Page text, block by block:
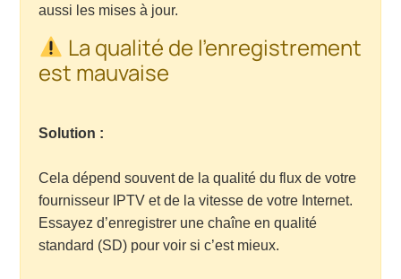
aussi les mises à jour.
La qualité de l’enregistrement
est mauvaise
Solution :
Cela dépend souvent de la qualité du flux de votre
fournisseur IPTV et de la vitesse de votre Internet.
Essayez d’enregistrer une chaîne en qualité
standard (SD) pour voir si c’est mieux.